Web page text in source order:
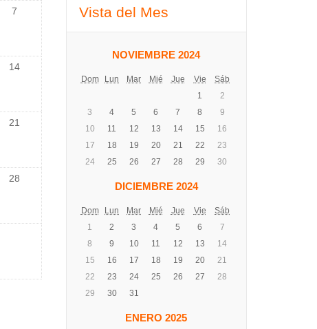
7
14
21
28
Vista del Mes
NOVIEMBRE 2024
Dom Lun Mar Mié Jue Vie
Sáb
1
2
3
4 5 6 7 8
9
10
11 12 13 14 15
16
17
18 19 20 21 22
23
24
25 26 27 28 29 30
DICIEMBRE 2024
Dom Lun Mar Mié Jue Vie
Sáb
1
2 3 4 5 6
7
8
9 10 11 12 13
14
15
16 17 18 19 20
21
22
23 24 25 26 27
28
29
30 31
ENERO 2025